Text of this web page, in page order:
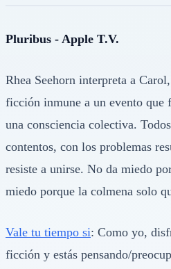
Pluribus - Apple T.V.
Rhea Seehorn interpreta a
ficción inmune a un evento que
una consciencia colectiva.
contentos, con los problemas
resiste a unirse. No da miedo
miedo porque la colmena solo
Vale tu tiempo si: Como yo,
ficción y estás pensando/